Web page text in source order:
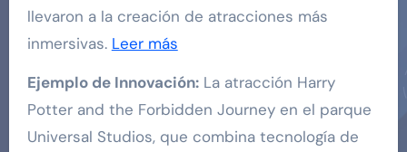
llevaron a la creación de atracciones más
inmersivas. Leer más
Ejemplo de Innovación:La atracción Harry
Potter and the Forbidden Journey en el parque
Universal Studios, que combina tecnología de